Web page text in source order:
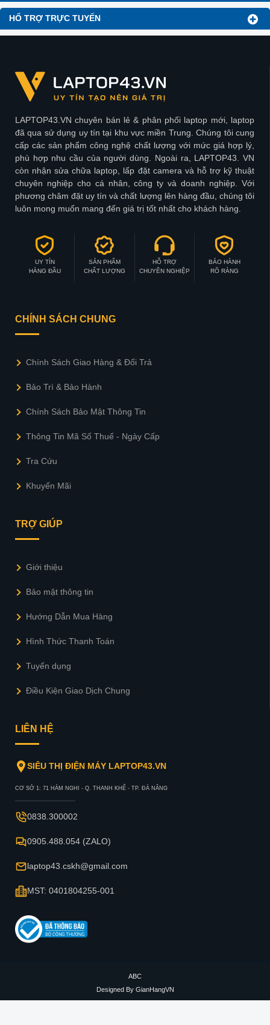
HỔ TRỢ TRỰC TUYẾN
LAPTOP43.VN chuyên bán lẻ & phân phối laptop mới, laptop
đã qua sử dụng uy tín tại khu vực miền Trung. Chúng tôi cung
cấp các sản phẩm công nghệ chất lượng với mức giá hợp lý,
phù hợp nhu cầu của người dùng. Ngoài ra, LAPTOP43. VN
còn nhận sửa chữa laptop, lấp đặt camera và hỗ trợ kỹ thuật
chuyên nghiệp cho cá nhân, công ty và doanh nghiệp. Với
phương châm đặt uy tín và chất lượng lên hàng đầu, chúng tôi
luôn mong muốn mang đến giá trị tốt nhất cho khách hàng.
UY TÍN
HÀNG ĐẦU
SẢN PHẨM
CHẤT LƯỢNG
HỖ TRỢ
CHUYÊN NGHIỆP
BẢO HÀNH
RÕ RÀNG
CHÍNH SÁCH CHUNG
Chính Sách Giao Hàng & Đổi Trả
Bảo Trì & Bảo Hành
Chính Sách Bảo Mật Thông Tin
Thông Tin Mã Số Thuế - Ngày Cấp
Tra Cứu
Khuyến Mãi
TRỢ GIÚP
Giới thiệu
Bảo mật thông tin
Hướng Dẫn Mua Hàng
Hình Thức Thanh Toán
Tuyển dụng
Điều Kiện Giao Dịch Chung
LIÊN HỆ
SIÊU THỊ ĐIỆN MÁY LAPTOP43.VN
CƠ SỞ 1: 71 HÀM NGHI - Q. THANH KHẾ - TP. ĐÀ NẴNG
0838.300002
0905.488.054 (ZALO)
laptop43.cskh@gmail.com
MST: 0401804255-001
ABC
Designed By GianHangVN